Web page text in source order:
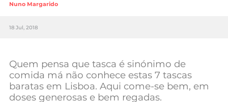
Tecnologia
Negócios
Nuno Margarido
18 Jul, 2018
Quem pensa que tasca é sinónimo de
comida má não conhece estas 7 tascas
baratas em Lisboa. Aqui come-se bem, em
doses generosas e bem regadas.